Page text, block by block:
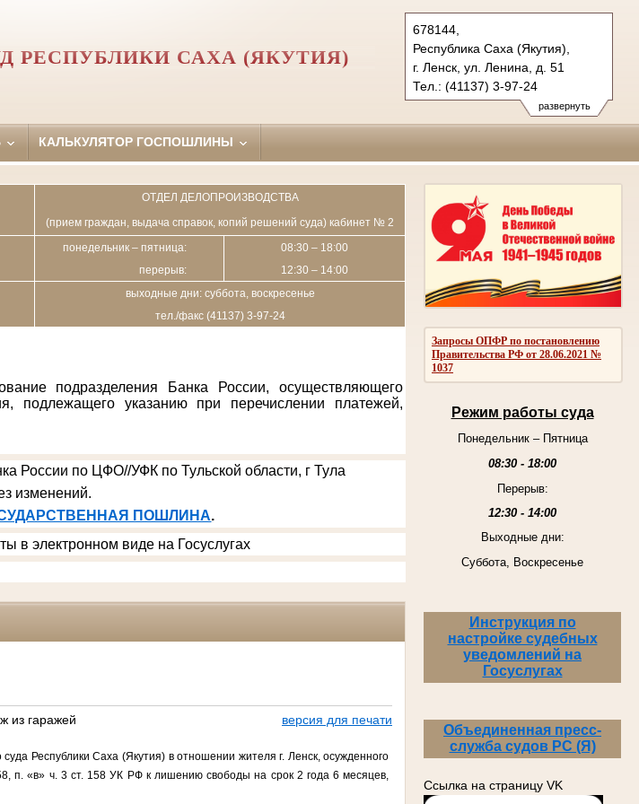
развернуть
678144,
Республика Саха (Якутия),
г. Ленск, ул. Ленина, д. 51
Тел.: (41137) 3-97-24
lensk.jak@sudrf.ru
РЕСПУБЛИКИ САХА (ЯКУТИЯ)
КАЛЬКУЛЯТОР ГОСПОШЛИНЫ
Запросы ОПФР по постановлению
Правительства РФ от 28.06.2021 №
1037
Режим работы суда
Понедельник – Пятница
08:30 - 18:00
Перерыв:
12:30 - 14:00
Выходные дни:
Суббота, Воскресенье
Инструкция по
настройке судебных
уведомлений на
Госуслугах
Объединенная пресс-
служба судов РС (Я)
Ссылка на страницу VK
ОТДЕЛ ДЕЛОПРОИЗВОДСТВА
(прием граждан, выдача справок, копий решений суда) кабинет № 2
понедельник – пятница:
перерыв:
08:30 – 18:00
12:30 – 14:00
выходные дни: суббота, воскресенье
тел./факс (41137) 3-97-24
подразделения Банка России, осуществляющего
подлежащего указанию при перечислении платежей,
России по ЦФО//УФК по Тульской области, г Тула
изменений.
ПОШЛИНА.
в электронном виде на Госуслугах
из гаражей
версия для печати
Республики Саха (Якутия) в отношении жителя г. Ленск, осужденного
п. «в» ч. 3 ст. 158 УК РФ к лишению свободы на срок 2 года 6 месяцев,